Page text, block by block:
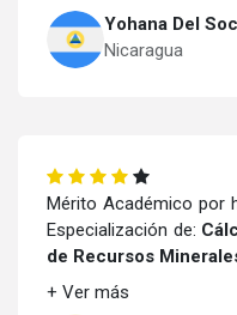
Yohana Del
Nicaragua
Mérito Académico por
Especialización de:
de Recursos
+ Ver más